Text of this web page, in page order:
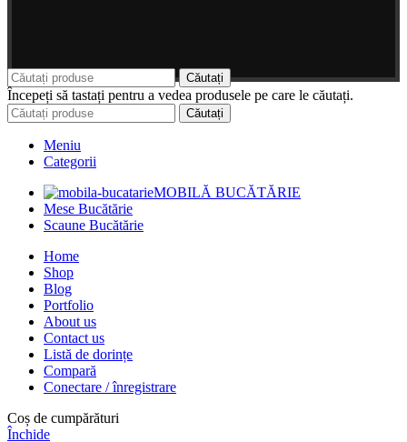
Căutați
Începeți să tastați pentru a vedea produsele pe care le căutați.
Căutați
Meniu
Categorii
MOBILĂ BUCĂTĂRIE
Mese Bucătărie
Scaune Bucătărie
Home
Shop
Blog
Portfolio
About us
Contact us
Listă de dorințe
Compară
Conectare / înregistrare
Coș de cumpărături
Închide